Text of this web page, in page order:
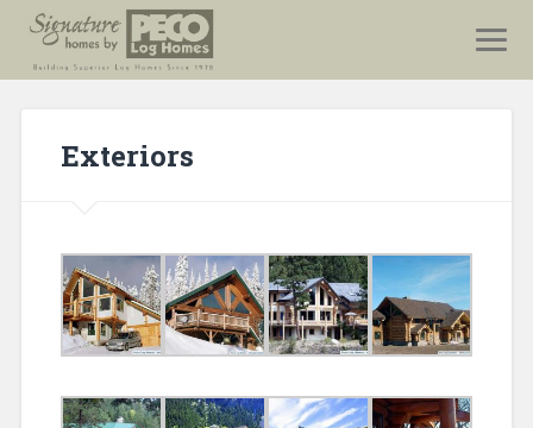
Exteriors